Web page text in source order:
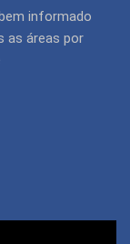
informado
as áreas por